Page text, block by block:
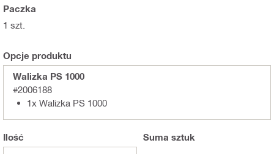
Paczka
1 szt.
Opcje produktu
Walizka PS 1000
#2006188
1x Walizka PS 1000
Ilość Suma sztuk